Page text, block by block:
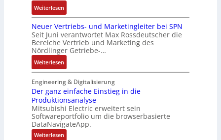
g
e
n
b
a
u
:
P
o
s
i
t
i
v
e
n
c
d
e
r
n
g
u
a
t
o
t
d
e
r
F
a
b
r
k
s
t
e
m
t
e
c
h
n
i
k
-
G
e
Weiterlesen:
D
a
s
s
a
u
l
t
S
y
s
t
è
m
Neuer Vertriebs- und Marketingleiter bei SPN
Seit Juni verantwortet Max Rossdeutscher die
Bereiche Vertrieb und Marketing des
Nördlinger Getriebe-…
Weiterlesen:
N
e
u
e
r
V
e
r
Engineering & Digitalisierung
Der ganz einfache Einstieg in die
Produktionsanalyse
Mitsubishi Electric erweitert sein
Softwareportfolio um die browserbasierte
DataNavigateApp.
Weiterlesen: